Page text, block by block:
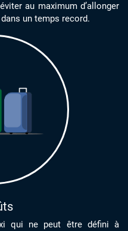
au maximum d’allonger
un temps record.
qui ne peut être défini à